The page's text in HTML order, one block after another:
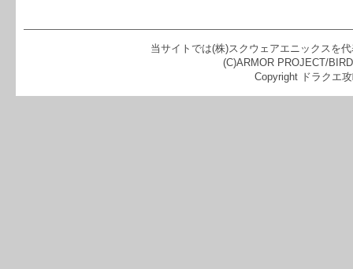
当サイトでは(株)スクウェアエニックスを
(C)ARMOR PROJECT/
Copyright ドラクエ